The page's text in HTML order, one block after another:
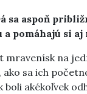
sa aspoň
pomáhajú si
mravenísk na
sa ich
boli akékoľvek